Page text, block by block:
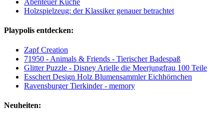
Holzspielzeug: der Klassiker genauer betrachtet
Playpolis entdecken:
Zapf Creation
71950 - Animals & Friends - Tierischer Badespaß
Glitter Puzzle - Disney Arielle die Meerjungfrau 100 Teile
Esschert Design Holz Blumensammler Eichhörnchen
Ravensburger Tierkinder - memory
Neuheiten: